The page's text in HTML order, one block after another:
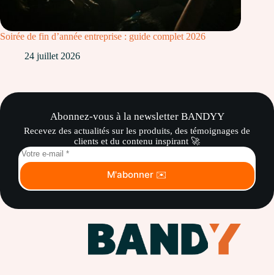
Soirée de fin d’année entreprise : guide complet 2026
24 juillet 2026
Abonnez-vous à la newsletter BANDYY
Recevez des actualités sur les produits, des témoignages de
clients et du contenu inspirant 🚀
M'abonner ✉️